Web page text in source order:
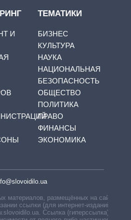
И
ТЕМАТИКИ
БИЗНЕС
КУЛЬТУРА
НАУКА
НАЦИОНАЛЬНАЯ
БЕЗОПАСНОСТЬ
ОБЩЕСТВО
ПОЛИТИКА
ПРАВО
ФИНАНСЫ
ЭКОНОМИКА
материалов, размещённых на сайте,
ссылки (для интернет-изданий —
Ссылка (гиперссылка)